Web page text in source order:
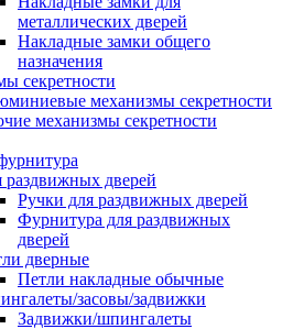
металлических дверей
Накладные замки общего
назначения
секретности
механизмы секретности
механизмы секретности
раздвижных дверей
Ручки для раздвижных дверей
Фурнитура для раздвижных
дверей
дверные
Петли накладные обычные
засовы/задвижки
Задвижки/шпингалеты